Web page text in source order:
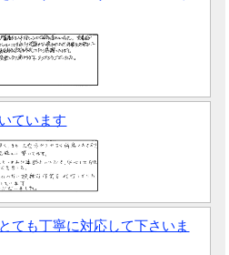
ています
ても丁寧に対応して下さいま